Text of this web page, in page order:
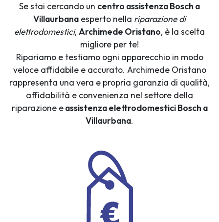
Se stai cercando un centro assistenza Bosch a
Villaurbana esperto nella riparazione di
elettrodomestici, Archimede Oristano, è la scelta
migliore per te!
Ripariamo e testiamo ogni apparecchio in modo
veloce affidabile e accurato. Archimede Oristano
rappresenta una vera e propria garanzia di qualità,
affidabilità e convenienza nel settore della
riparazione eassistenza elettrodomestici Bosch a
Villaurbana.